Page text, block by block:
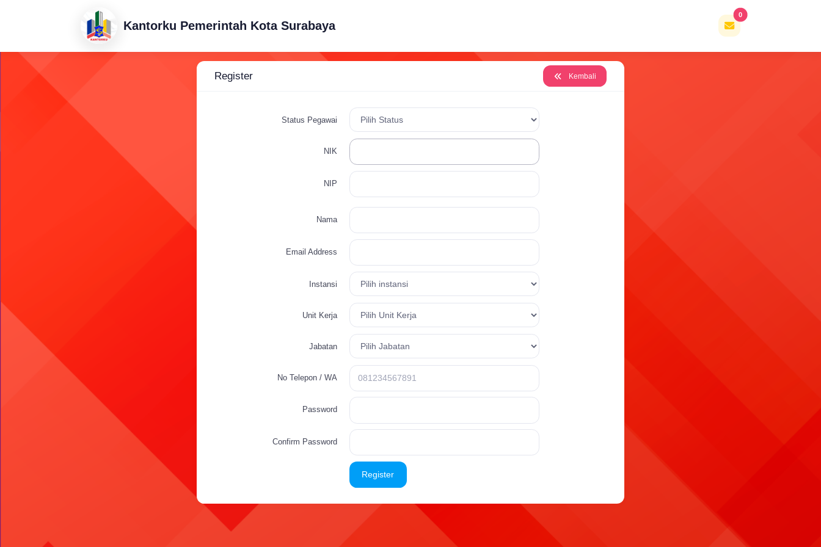
Kantorku Pemerintah Kota Surabaya
0
Register Kembali
Status Pegawai
NIK
NIP
Nama
Email Address
Instansi
Unit Kerja
Jabatan
No Telepon / WA
Password
Confirm Password
Register